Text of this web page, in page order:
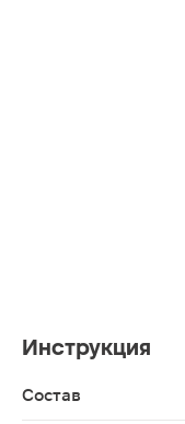
Инструкция
Состав